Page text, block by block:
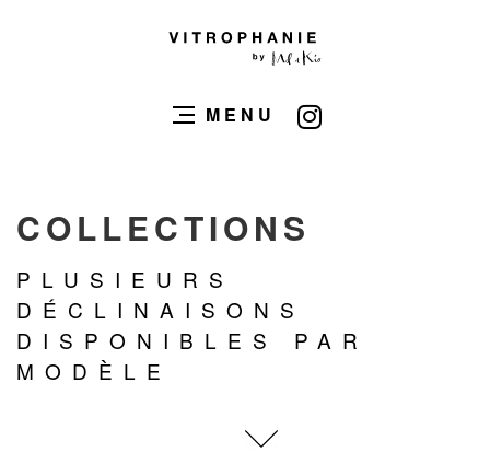
MENU
COLLECTIONS
PLUSIEURS
DÉCLINAISONS
DISPONIBLES PAR
MODÈLE